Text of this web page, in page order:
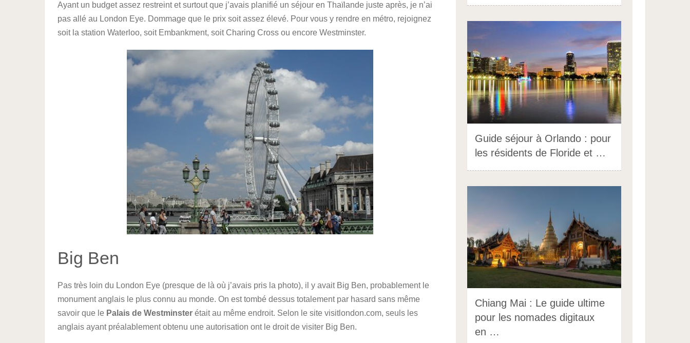
Ayant un budget assez restreint et surtout que j’avais planifié un séjour en Thaïlande juste après, je n’ai
pas allé au London Eye. Dommage que le prix soit assez élevé. Pour vous y rendre en métro, rejoignez
soit la station Waterloo, soit Embankment, soit Charing Cross ou encore Westminster.
Big Ben
Pas très loin du London Eye (presque de là où j’avais pris la photo), il y avait Big Ben, probablement le
monument anglais le plus connu au monde. On est tombé dessus totalement par hasard sans même
savoir que le Palais de Westminster était au même endroit. Selon le site visitlondon.com, seuls les
anglais ayant préalablement obtenu une autorisation ont le droit de visiter Big Ben.
Guide séjour à Orlando : pour
les résidents de Floride et …
Chiang Mai : Le guide ultime
pour les nomades digitaux
en …